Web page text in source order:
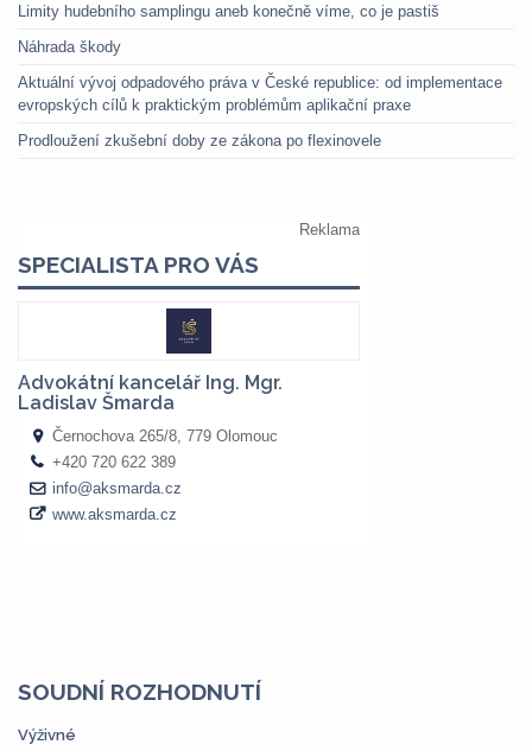
Limity hudebního samplingu aneb konečně víme, co je pastiš
Náhrada škody
Aktuální vývoj odpadového práva v České republice: od implementace
evropských cílů k praktickým problémům aplikační praxe
Prodloužení zkušební doby ze zákona po flexinovele
SOUDNÍ ROZHODNUTÍ
Výživné